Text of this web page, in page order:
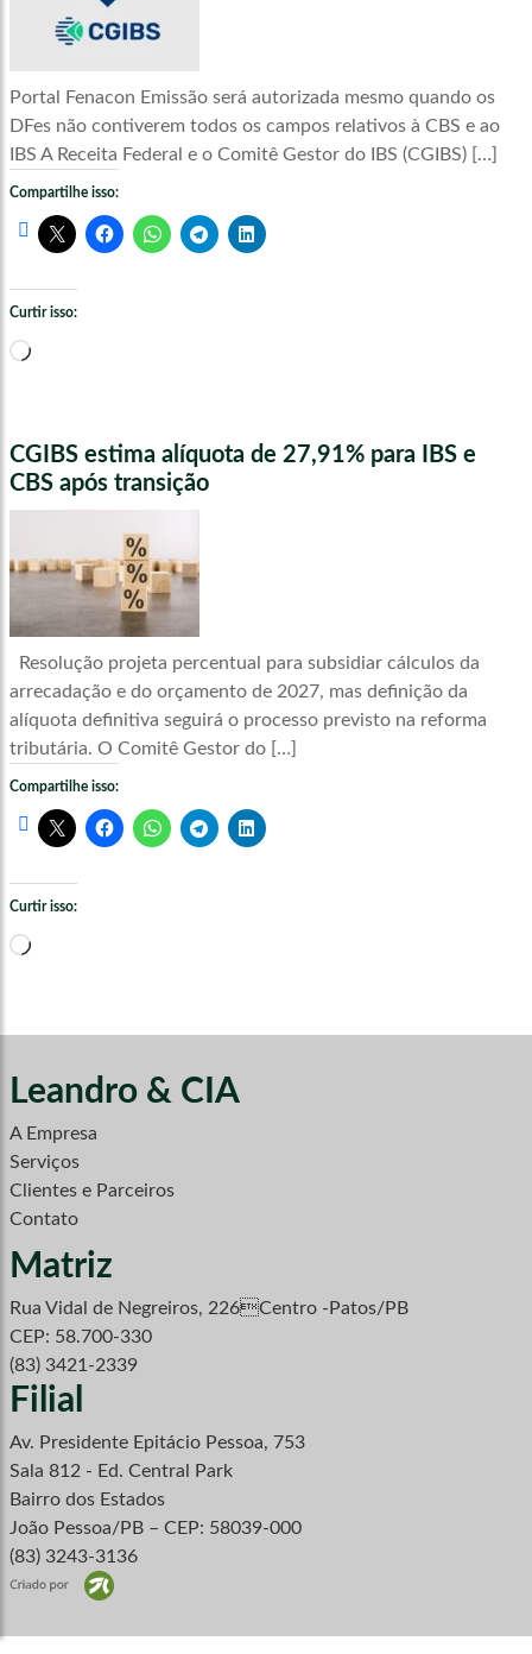
Portal Fenacon Emissão será autorizada mesmo quando os
DFes não contiverem todos os campos relativos à CBS e ao
IBS A Receita Federal e o Comitê Gestor do IBS (CGIBS) […]
Compartilhe isso:
Curtir isso:
Carregando...
CGIBS estima alíquota de 27,91% para IBS e
CBS após transição
Resolução projeta percentual para subsidiar cálculos da
arrecadação e do orçamento de 2027, mas definição da
alíquota definitiva seguirá o processo previsto na reforma
tributária. O Comitê Gestor do […]
Compartilhe isso:
Curtir isso:
Carregando...
Leandro & CIA
A Empresa
Serviços
Clientes e Parceiros
Contato
Matriz
Rua Vidal de Negreiros, 226Centro -Patos/PB
CEP: 58.700-330
(83) 3421-2339
Filial
Av. Presidente Epitácio Pessoa, 753
Sala 812 - Ed. Central Park
Bairro dos Estados
João Pessoa/PB – CEP: 58039-000
(83) 3243-3136